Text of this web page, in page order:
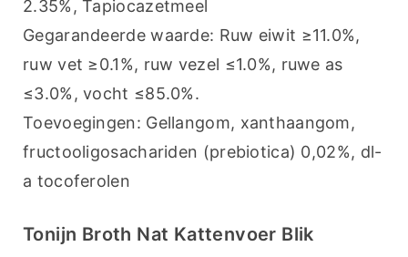
2.35%, Tapiocazetmeel
Gegarandeerde waarde: Ruw eiwit ≥11.0%,
ruw vet ≥0.1%, ruw vezel ≤1.0%, ruwe as
≤3.0%, vocht ≤85.0%.
Toevoegingen: Gellangom, xanthaangom,
fructooligosachariden (prebiotica) 0,02%, dl-
a tocoferolen
Tonijn Broth Nat Kattenvoer Blik